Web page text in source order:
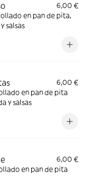
6,00 €
en pan de pita,
salsas
6,00 €
en pan de pita
y salsas
6,00 €
en pan de pita